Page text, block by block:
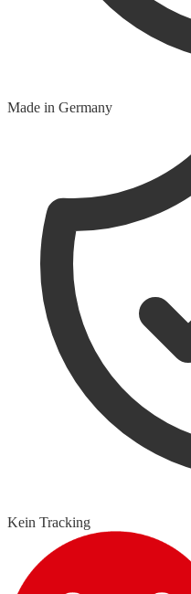
Made in Germany
Kein Tracking